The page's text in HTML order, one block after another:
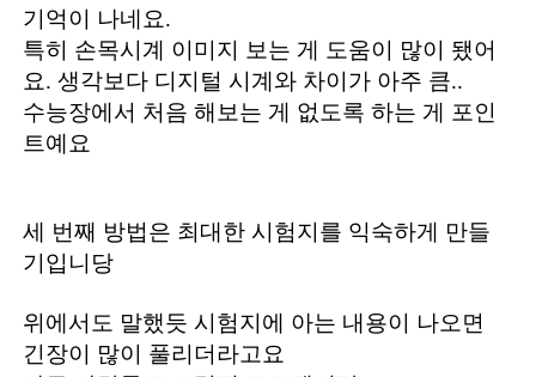
기억이 나네요.
특히 손목시계 이미지 보는 게 도움이 많이 됐어
요. 생각보다 디지털 시계와 차이가 아주 큼..
수능장에서 처음 해보는 게 없도록 하는 게 포인
트예요
세 번째 방법은 최대한 시험지를 익숙하게 만들
기입니당
위에서도 말했듯 시험지에 아는 내용이 나오면
긴장이 많이 풀리더라고요